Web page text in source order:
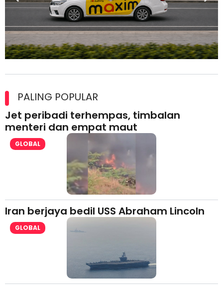
lesen separuh pertama 2026
PALING POPULAR
Jet peribadi terhempas, timbalan
menteri dan empat maut
GLOBAL
Iran berjaya bedil USS Abraham Lincoln
GLOBAL